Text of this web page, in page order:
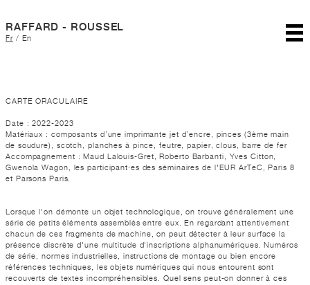
RAFFARD - ROUSSEL
Fr/ En
CARTE ORACULAIRE
Date : 2022-2023
Matériaux : composants d’une imprimante jet d’encre, pinces (3ème main
de soudure), scotch, planches à pince, feutre, papier, clous, barre de fer
Accompagnement : Maud Lalouis-Gret, Roberto Barbanti, Yves Citton,
Gwenola Wagon, les participant·es des séminaires de l'EUR ArTeC, Paris 8
et Parsons Paris.
Lorsque l'on démonte un objet technologique, on trouve généralement une
série de petits éléments assemblés entre eux. En regardant attentivement
chacun de ces fragments de machine, on peut détecter à leur surface la
présence discrète d'une multitude d'inscriptions alphanumériques. Numéros
de série, normes industrielles, instructions de montage ou bien encore
références techniques, les objets numériques qui nous entourent sont
recouverts de textes incompréhensibles. Quel sens peut-on donner à ces